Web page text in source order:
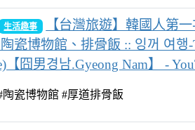
生活趣事
【台灣旅遊】韓國人第
瓷博物館、排骨飯 :: 잉꺼 여행-
【囧男경남.Gyeong Nam】 -
瓷博物館 #厚道排骨飯